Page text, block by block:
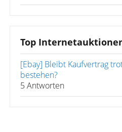
Top
[Ebay] Bleibt Kaufvertrag
bestehen?
5 Antworten